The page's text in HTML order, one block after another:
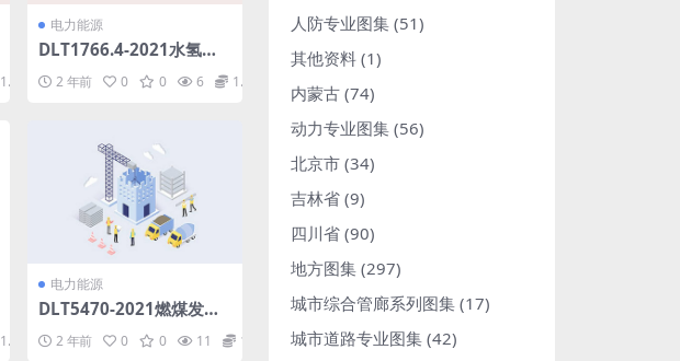
1.98
电力能源
DLT1766.4-2021水氢氢
冷汽轮发电机检修导则第4
部分：氢气冷却系统检修
2 年前 0 0 6 1.98
1.98
电力能源
DLT5470-2021燃煤发电
则(13.57MB)pdf
2 年前 0 0 11 1.98
人防专业图集 (51)
其他资料 (1)
内蒙古 (74)
动力专业图集 (56)
北京市 (34)
吉林省 (9)
四川省 (90)
地方图集 (297)
城市综合管廊系列图集 (17)
城市道路专业图集 (42)